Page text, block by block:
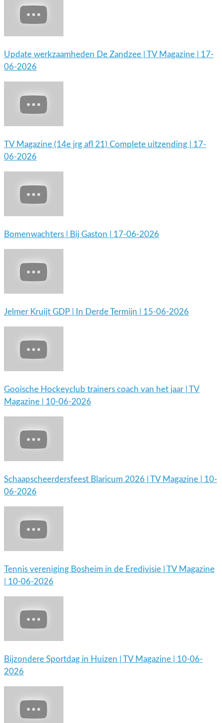
Update werkzaamheden De Zandzee | TV Magazine | 17-
06-2026
TV Magazine (14e jrg afl 21) Complete uitzending | 17-
06-2026
Bomenwachters | Bij Gaston | 17-06-2026
Jelmer Kruijt GDP | In Derde Termijn | 15-06-2026
Gooische Hockeyclub trainers coach van het jaar | TV
Magazine | 10-06-2026
Schaapscheerdersfeest Blaricum 2026 | TV Magazine | 10-
06-2026
Tennis vereniging Bosheim in de Eredivisie | TV Magazine
| 10-06-2026
Bijzondere Sportdag in Huizen | TV Magazine | 10-06-
2026